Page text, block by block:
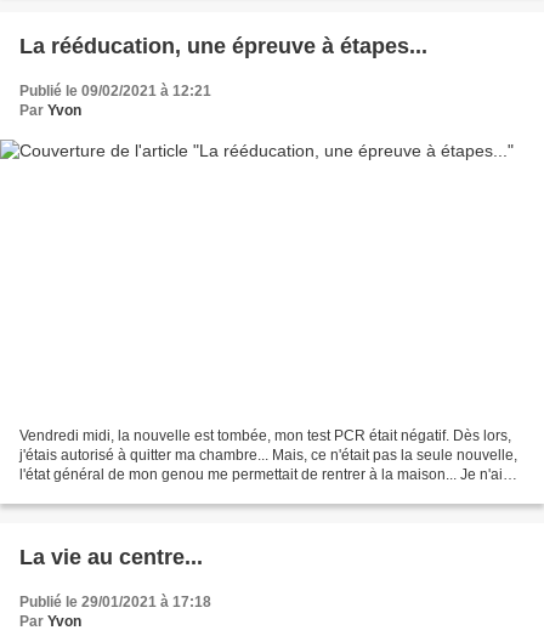
La rééducation, une épreuve à étapes...
Publié le 09/02/2021 à 12:21
Par Yvon
Vendredi midi, la nouvelle est tombée, mon test PCR était négatif. Dès lors,
j'étais autorisé à quitter ma chambre... Mais, ce n'était pas la seule nouvelle,
l'état général de mon genou me permettait de rentrer à la maison... Je n'ai
La vie au centre...
Publié le 29/01/2021 à 17:18
Par Yvon